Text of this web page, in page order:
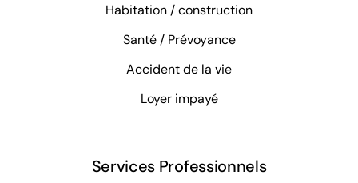
Habitation / construction
Santé / Prévoyance
Accident de la vie
Loyer impayé
Services Professionnels